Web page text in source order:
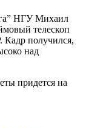
НГУ Михаил
телескоп
Кадр получился,
над
придется на